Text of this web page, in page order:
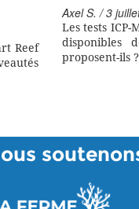
Reef
Axel S. / 3
Les tests ICP-
disponibles
proposent-ils ?